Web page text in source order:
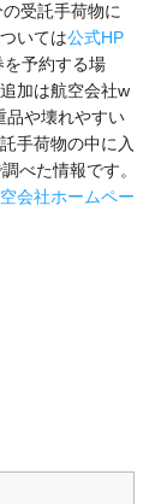
受託手荷物に
いては公式HP
予約する場
加は航空会社w
や壊れやすい
手荷物の中に入
べた情報です。
会社ホームペー